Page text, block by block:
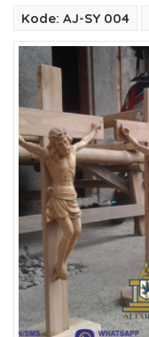
Kode: AJ-SY 004